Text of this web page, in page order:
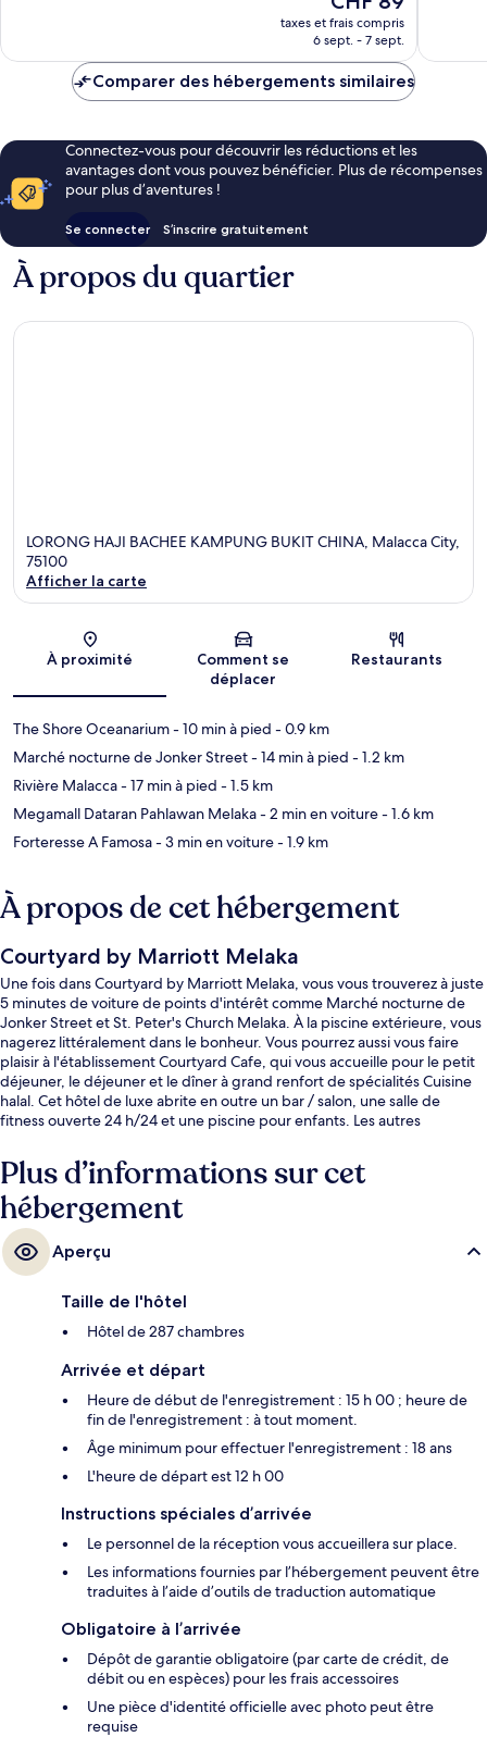
nouveau
prix
de
taxes et frais compris
6 sept. - 7 sept.
Comparer des hébergements similaires
Connectez-vous pour découvrir les réductions et les
avantages dont vous pouvez bénéficier. Plus de récompenses
pour plus d’aventures !
Se connecter S’inscrire gratuitement
À propos du quartier
LORONG HAJI BACHEE KAMPUNG BUKIT CHINA, Malacca City,
75100
Afficher la carte
À proximité
Comment se
déplacer
Restaurants
The Shore Oceanarium- 10 min à pied - 0.9 km
Marché nocturne de Jonker Street- 14 min à pied - 1.2 km
Rivière Malacca- 17 min à pied - 1.5 km
Megamall Dataran Pahlawan Melaka- 2 min en voiture- 1.6 km
Forteresse A Famosa- 3 min en voiture- 1.9 km
À propos de cet hébergement
Courtyard by Marriott Melaka
Une fois dans Courtyard by Marriott Melaka, vous vous trouverez à juste
5 minutes de voiture de points d'intérêt comme Marché nocturne de
Jonker Street et St. Peter's Church Melaka. À la piscine extérieure, vous
nagerez littéralement dans le bonheur. Vous pourrez aussi vous faire
plaisir à l'établissement Courtyard Cafe, qui vous accueille pour le petit
déjeuner, le déjeuner et le dîner à grand renfort de spécialités Cuisine
halal. Cet hôtel de luxe abrite en outre un bar / salon, une salle de
fitness ouverte 24 h/24 et une piscine pour enfants. Les autres
Plus d’informations sur cet
hébergement
Aperçu
Taille de l'hôtel
Hôtel de 287 chambres
Arrivée et départ
Heure de début de l'enregistrement : 15 h 00 ; heure de
fin de l'enregistrement : à tout moment.
Âge minimum pour effectuer l'enregistrement : 18 ans
L'heure de départ est 12 h 00
Instructions spéciales d’arrivée
Le personnel de la réception vous accueillera sur place.
Les informations fournies par l’hébergement peuvent être
traduites à l’aide d’outils de traduction automatique
Obligatoire à l’arrivée
Dépôt de garantie obligatoire (par carte de crédit, de
débit ou en espèces) pour les frais accessoires
Une pièce d'identité officielle avec photo peut être
requise